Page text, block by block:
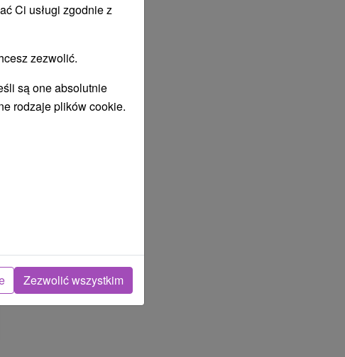
Ci usługi zgodnie z
zezwolić.
są one absolutnie
rodzaje plików cookie.
Zezwolić wszystkim